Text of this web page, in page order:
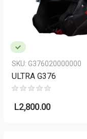
SKU: G376020000000
ULTRA G376
L2,800.00